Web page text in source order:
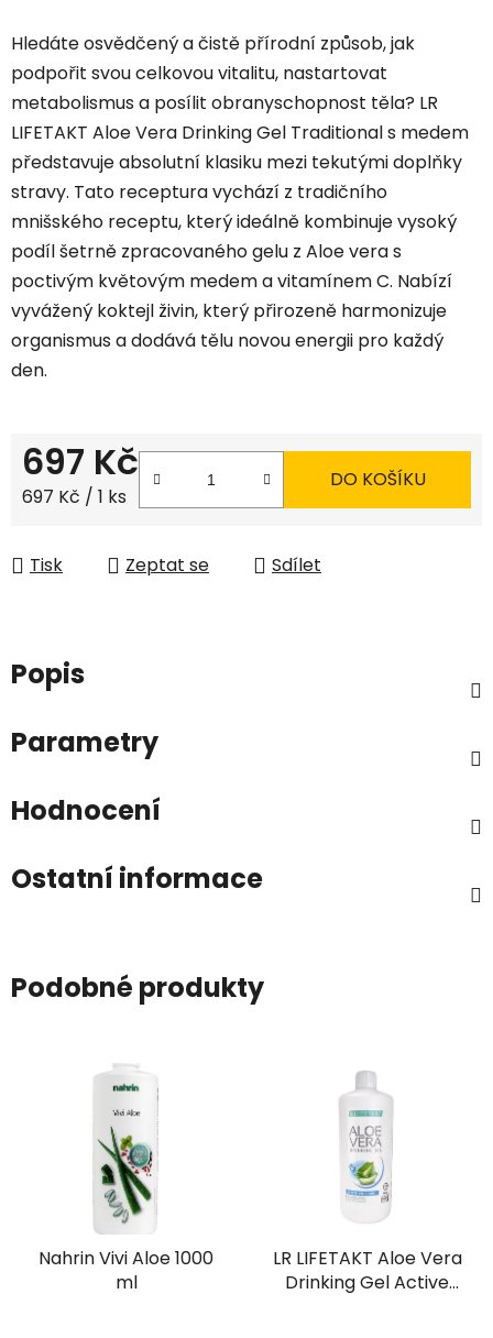
Hledáte osvědčený a čistě přírodní způsob, jak
podpořit svou celkovou vitalitu, nastartovat
metabolismus a posílit obranyschopnost těla? LR
LIFETAKT Aloe Vera Drinking Gel Traditional s medem
představuje absolutní klasiku mezi tekutými doplňky
stravy. Tato receptura vychází z tradičního
mnišského receptu, který ideálně kombinuje vysoký
podíl šetrně zpracovaného gelu z Aloe vera s
poctivým květovým medem a vitamínem C. Nabízí
vyvážený koktejl živin, který přirozeně harmonizuje
organismus a dodává tělu novou energii pro každý
den.
697 Kč
Měrná cena:
697 Kč / 1 ks
DO KOŠÍKU
Tisk Zeptat se Sdílet
Popis
Parametry
Hodnocení
Ostatní informace
Podobné produkty
Nahrin Vivi Aloe 1000
ml
LR LIFETAKT Aloe Vera
Drinking Gel Active